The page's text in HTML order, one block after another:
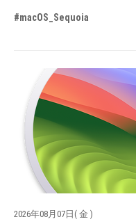
#macOS_Sequoia
2026年08月07日( 金 )